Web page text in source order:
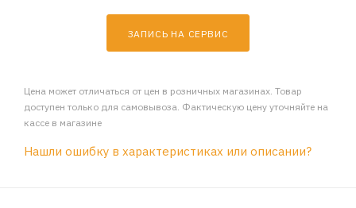
ЗАПИСЬ НА СЕРВИС
Цена может отличаться от цен в розничных магазинах. Товар
доступен только для самовывоза. Фактическую цену уточняйте на
кассе в магазине
Нашли ошибку в характеристиках или описании?